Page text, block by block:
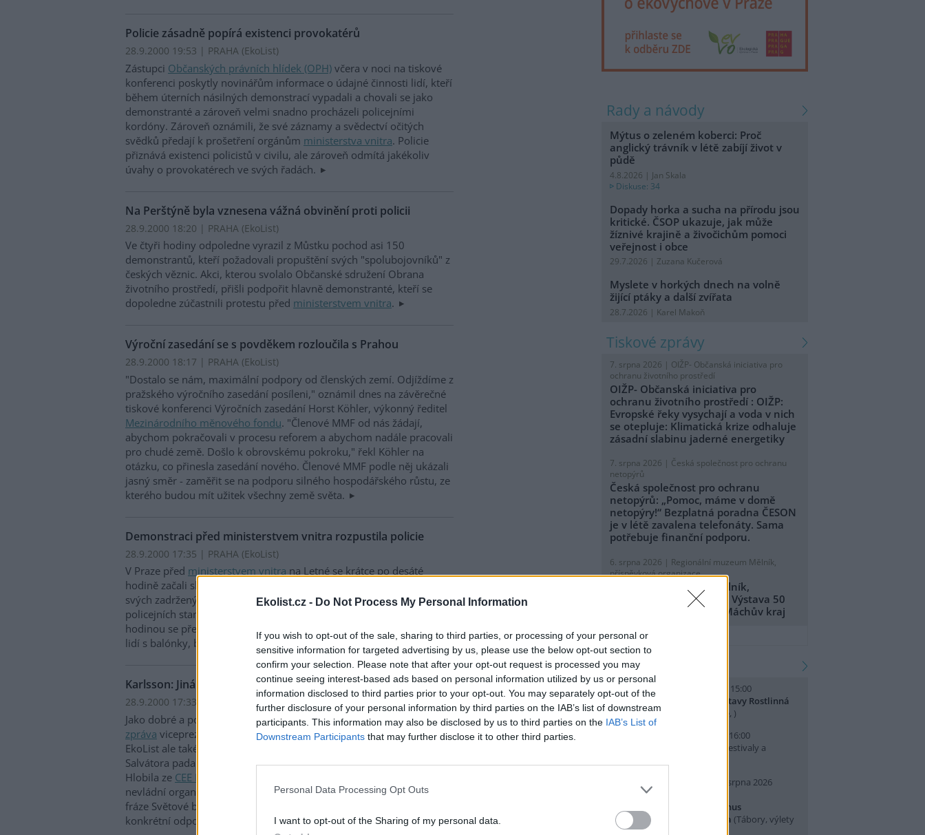
Ekolist.cz - Do Not Process My Personal Information
If you wish to opt-out of the sale, sharing to third parties, or processing of your personal or
sensitive information for targeted advertising by us, please use the below opt-out section to
confirm your selection. Please note that after your opt-out request is processed you may
continue seeing interest-based ads based on personal information utilized by us or personal
information disclosed to third parties prior to your opt-out. You may separately opt-out of the
further disclosure of your personal information by third parties on the IAB’s list of downstream
participants. This information may also be disclosed by us to third parties on the IAB’s List of
Downstream Participants that may further disclose it to other third parties.
Personal Data Processing Opt Outs
I want to opt-out of the Sharing of my personal data.
Policie zásadně popírá existenci provokatérů
28.9.2000 19:53 | PRAHA (EkoList)
Zástupci Občanských právních hlídek (OPH) včera v noci na tiskové
konferenci poskytly novinářům informace o údajné činnosti lidí, kteří
během úterních násilných demonstrací vypadali a chovali se jako
demonstranté a zároveň velmi snadno procházeli policejními
kordóny. Zároveň oznámili, že své záznamy a svědectví očitých
svědků předají k prošetření orgánům ministerstva vnitra. Policie
přiznává existenci policistů v civilu, ale zároveň odmítá jakékoliv
úvahy o provokatérech ve svých řadách.
Na Perštýně byla vznesena vážná obvinění proti policii
28.9.2000 18:20 | PRAHA (EkoList)
Ve čtyři hodiny odpoledne vyrazil z Můstku pochod asi 150
demonstrantů, kteří požadovali propuštění svých "spolubojovníků" z
českých věznic. Akci, kterou svolalo Občanské sdružení Obrana
životního prostředí, přišli podpořit hlavně demonstranté, kteří se
dopoledne zúčastnili protestu před ministerstvem vnitra.
Výroční zasedání se s povděkem rozloučila s Prahou
28.9.2000 18:17 | PRAHA (EkoList)
"Dostalo se nám, maximální podpory od členských zemí. Odjíždíme z
pražského výročního zasedání posíleni," oznámil dnes na závěrečné
tiskové konferenci Výročních zasedání Horst Köhler, výkonný ředitel
Mezinárodního měnového fondu. "Členové MMF od nás žádají,
abychom pokračovali v procesu reforem a abychom nadále pracovali
pro chudé země. Došlo k obrovskému pokroku," řekl Köhler na
otázku, co přinesla zasedání nového. Členové MMF podle něj ukázali
jasný směr - zaměřit se na podporu silného hospodářského růstu, ze
kterého budou mít užitek všechny země světa.
Demonstraci před ministerstvem vnitra rozpustila policie
28.9.2000 17:35 | PRAHA (EkoList)
V Praze před ministerstvem vnitra na Letné se krátce po desáté
hodině začali shromažďovat demonstranti požadující propuštění
svých zadržených kamarádů a vyšetření údajných excesů na
policejních stanicích a údajné policejní brutality. Před jedenáctou
hodinou se před vchodem do ministerstva shromáždilo asi dvě stě
lidí s balónky, bubínky a jinými hudebními nástroji.
Karlsson: Jiná zpráva byla zajímavá a konstruktivní
28.9.2000 17:33 | PRAHA (EkoList)
Jako dobré a pozitivní označil své dojmy z alternativního fóraJiná
zpráva viceprezident Světové bankyMats Karlsson. Exkluzivně pro
EkoList ale také přiznal, že během závěrečné diskuse v kostele sv.
Salvátora padala silná slova. Na druhou stranu odmítl tvrzení Petra
Hlobila ze CEE Bankwatch Network
nevládní organizace si v panelové diskusi nenechaly líbit obecné
fráze Světové banky i
konkrétní odpovědi.
rady a návody
Mýtus o zeleném koberci: Proč
anglický trávník v létě zabíjí život v
půdě
4.8.2026 | Jan Skala
Diskuse: 34
Dopady horka a sucha na přírodu jsou
kritické. ČSOP ukazuje, jak může
žíznivé krajině a živočichům pomoci
veřejnost i obce
29.7.2026 | Zuzana Kučerová
Myslete v horkých dnech na volně
žijící ptáky a další zvířata
28.7.2026 | Karel Makoň
tiskové zprávy
7. srpna 2026 | OIŽP- Občanská iniciativa pro
ochranu životního prostředí
OIŽP- Občanská iniciativa pro
ochranu životního prostředí : OIŽP:
Evropské řeky vysychají a voda v nich
se otepluje: Klimatická krize odhaluje
zásadní slabinu jaderné energetiky
7. srpna 2026 | Česká společnost pro ochranu
netopýrů
Česká společnost pro ochranu
netopýrů: „Pomoc, máme v domě
netopýry!“ Bezplatná poradna ČESON
je v létě zavalena telefonáty. Sama
potřebuje finanční podporu.
6. srpna 2026 | Regionální muzeum Mělník,
příspěvková organizace
Regionální muzeum Mělník,
příspěvková organizace: Výstava 50
let CHKO Kokořínsko - Máchův kraj
přidat tiskovou zprávu
kalendář akcí
8. srpna 2026 (sobota) 14:00 - 15:00
Komentované prohlídky výstavy Rostlinná
Odysea(Přednášky a diskuse, )
9. srpna 2026 (neděle) 10:00 - 16:00
(Festivaly a
10. srpna 2026 (pondělí) - 14. srpna 2026
Hrajeme si v Pralese - 2. turnus
příměstského letního tábora (Tábory, výlety
a pobytové akce, Praha 19 )